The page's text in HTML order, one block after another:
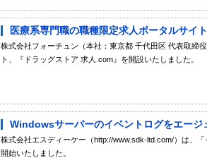
医療系専門職の職種限定求人ポータルサイ
株式会社フォーチュン（本社：東京都 千代田区 代表取締
ト、『ドラッグストア 求人.com』を開設いたしました。
Windowsサーバーのイベントログをエージ
株式会社エスディーケー（http://www.sdk-ltd.com/）は、
開始いたしました。